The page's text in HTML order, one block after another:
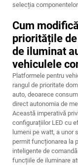
selecția
Cum
prioritățile
de iluminat
vehiculele
Platformele pentru
rangul de prioritate
auto, deoarece
direct autonomia de
Această imperativă
configurațiilor LED cu
lumeni pe watt, a unor
permit funcționarea la
inteligente de
funcțiile de iluminare